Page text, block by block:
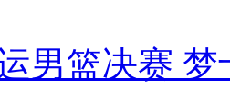
男篮决赛